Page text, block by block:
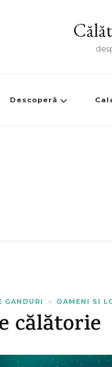
Descoperă
GANDURI OAMENI SI
călătorie